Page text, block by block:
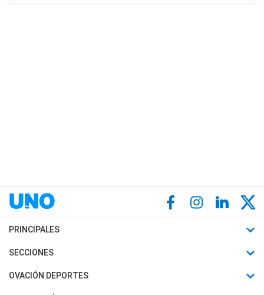
PRINCIPALES
Últimas Noticias
Política
SECCIONES
Horóscopo
OVACIÓN DEPORTES